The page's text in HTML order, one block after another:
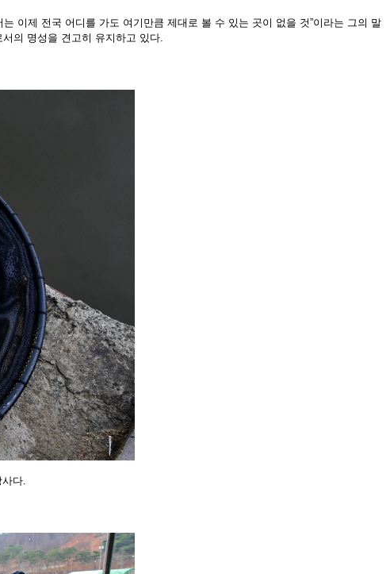
는 이제 전국 어디를 가도 여기만큼 제대로 볼 수 있는 곳이 없을 것”이라는 그의 말
의 명성을 견고히 유지하고 있다.
다.